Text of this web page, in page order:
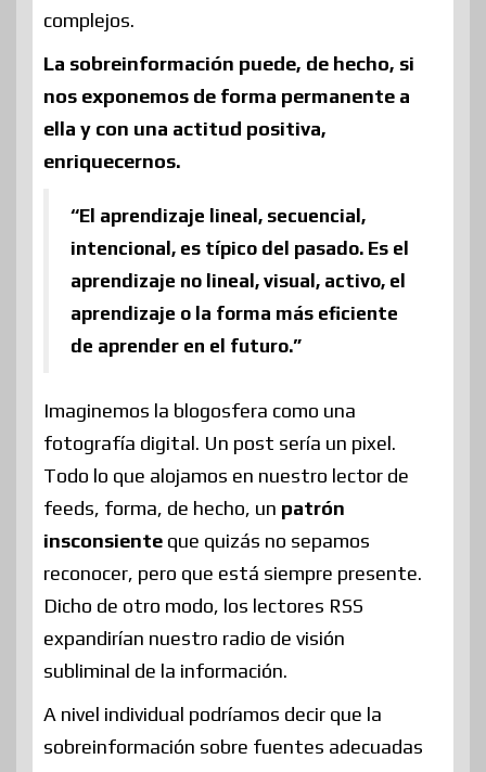
complejos.
La sobreinformación puede, de hecho, si
nos exponemos de forma permanente a
ella y con una actitud positiva,
enriquecernos.
“El aprendizaje lineal, secuencial,
intencional, es típico del pasado. Es el
aprendizaje no lineal, visual, activo, el
aprendizaje o la forma más eficiente
de aprender en el futuro.”
Imaginemos la blogosfera como una
fotografía digital. Un post sería un pixel.
Todo lo que alojamos en nuestro lector de
feeds, forma, de hecho, un patrón
insconsiente que quizás no sepamos
reconocer, pero que está siempre presente.
Dicho de otro modo, los lectores RSS
expandirían nuestro radio de visión
subliminal de la información.
A nivel individual podríamos decir que la
sobreinformación sobre fuentes adecuadas